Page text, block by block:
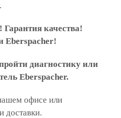
качества!
Eberspacher!
диагностику или
Eberspacher.
офисе или
доставки.